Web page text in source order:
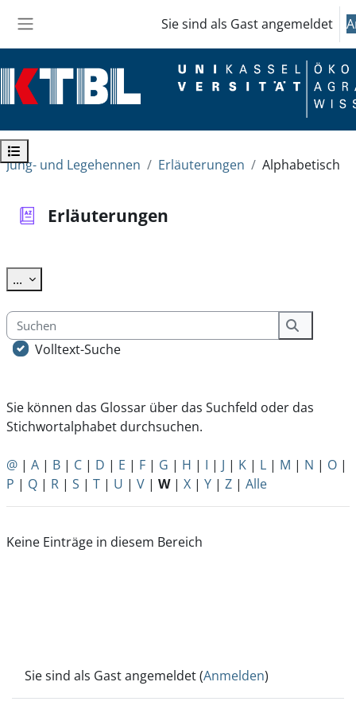
Sie sind als Gast angemeldet
Kursindex öffnen
Jung- und Legehennen
Erläuterungen Alphabetisch
Erläuterungen
... Einträge exportieren
Suchen
Suchen
Volltext-Suche
Sie können das Glossar über das Suchfeld oder das
Stichwortalphabet durchsuchen.
@ | A | B | C | D | E | F | G | H | I | J | K | L | M | N | O |
P | Q | R | S | T | U | V | W| X | Y | Z | Alle
Keine Einträge in diesem Bereich
Sie sind als Gast angemeldet (Anmelden)